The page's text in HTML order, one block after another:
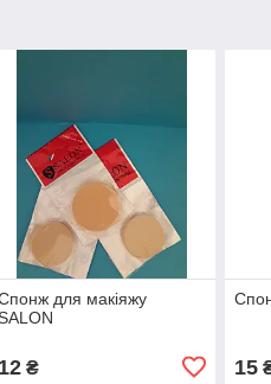
для макіяжу
12₴ 15